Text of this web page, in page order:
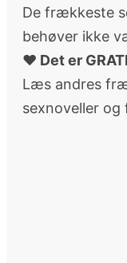
De frækkeste
behøver ikke
♥ Det er
Læs andres
sexnoveller og